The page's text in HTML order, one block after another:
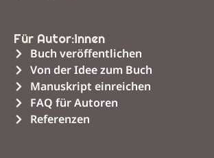
Für Autor:innen
Buch veröffentlichen
Von der Idee zum Buch
Manuskript einreichen
FAQ für Autoren
Referenzen